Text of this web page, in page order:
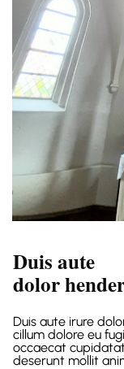
Duis aute
dolor
Duis aute irure
cillum dolore eu
occaecat
deserunt mollit